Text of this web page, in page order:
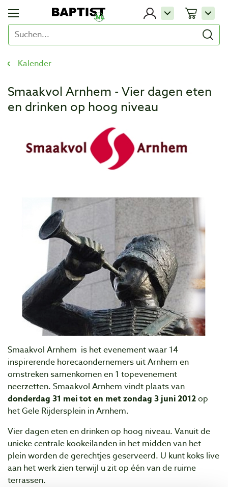
Kalender
Smaakvol Arnhem - Vier dagen eten
en drinken op hoog niveau
Smaakvol Arnhem is het evenement waar 14
inspirerende horecaondernemers uit Arnhem en
omstreken samenkomen en 1 topevenement
neerzetten. Smaakvol Arnhem vindt plaats van
donderdag 31 mei tot en met zondag 3 juni 2012op
het Gele Rijdersplein in Arnhem.
Vier dagen eten en drinken op hoog niveau. Vanuit de
unieke centrale kookeilanden in het midden van het
plein worden de gerechtjes geserveerd. U kunt koks live
aan het werk zien terwijl u zit op één van de ruime
terrassen.